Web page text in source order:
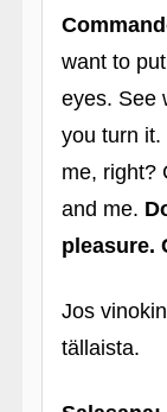
want to
eyes. See
you turn it.
me, right?
and me.
pleasure.
Jos
tällaista.